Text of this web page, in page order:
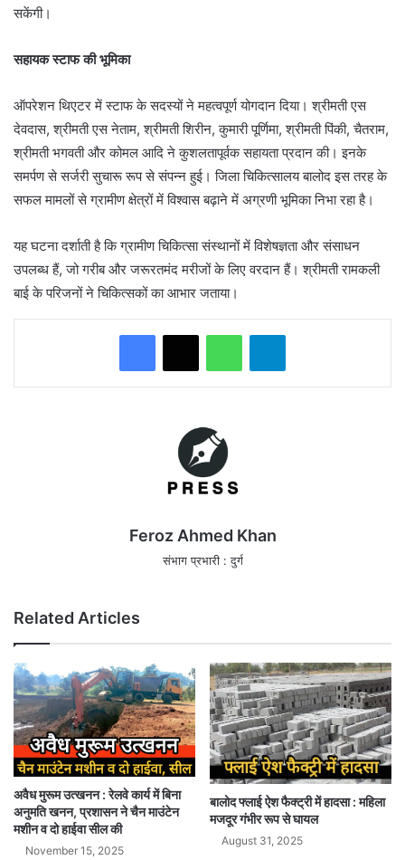
सकेंगी।
सहायक स्टाफ की भूमिका
ऑपरेशन थिएटर में स्टाफ के सदस्यों ने महत्वपूर्ण योगदान दिया। श्रीमती एस
देवदास, श्रीमती एस नेताम, श्रीमती शिरीन, कुमारी पूर्णिमा, श्रीमती पिंकी, चैतराम,
श्रीमती भगवती और कोमल आदि ने कुशलतापूर्वक सहायता प्रदान की। इनके
समर्पण से सर्जरी सुचारू रूप से संपन्न हुई। जिला चिकित्सालय बालोद इस तरह के
सफल मामलों से ग्रामीण क्षेत्रों में विश्वास बढ़ाने में अग्रणी भूमिका निभा रहा है।
यह घटना दर्शाती है कि ग्रामीण चिकित्सा संस्थानों में विशेषज्ञता और संसाधन
उपलब्ध हैं, जो गरीब और जरूरतमंद मरीजों के लिए वरदान हैं। श्रीमती रामकली
बाई के परिजनों ने चिकित्सकों का आभार जताया।
Feroz Ahmed Khan
संभाग प्रभारी : दुर्ग
Related Articles
अवैध मुरूम उत्खनन : रेलवे कार्य में बिना
अनुमति खनन, प्रशासन ने चैन माउंटेन
मशीन व दो हाईवा सील की
November 15, 2025
बालोद फ्लाई ऐश फैक्ट्री में हादसा : महिला
मजदूर गंभीर रूप से घायल
August 31, 2025